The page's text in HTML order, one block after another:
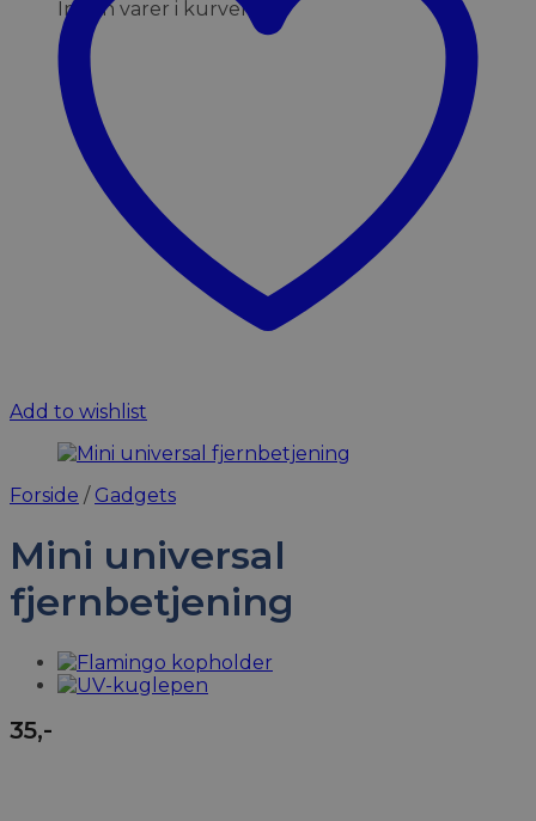
Ingen varer i kurven.
Add to wishlist
Forside / Gadgets
Mini universal
fjernbetjening
35,-